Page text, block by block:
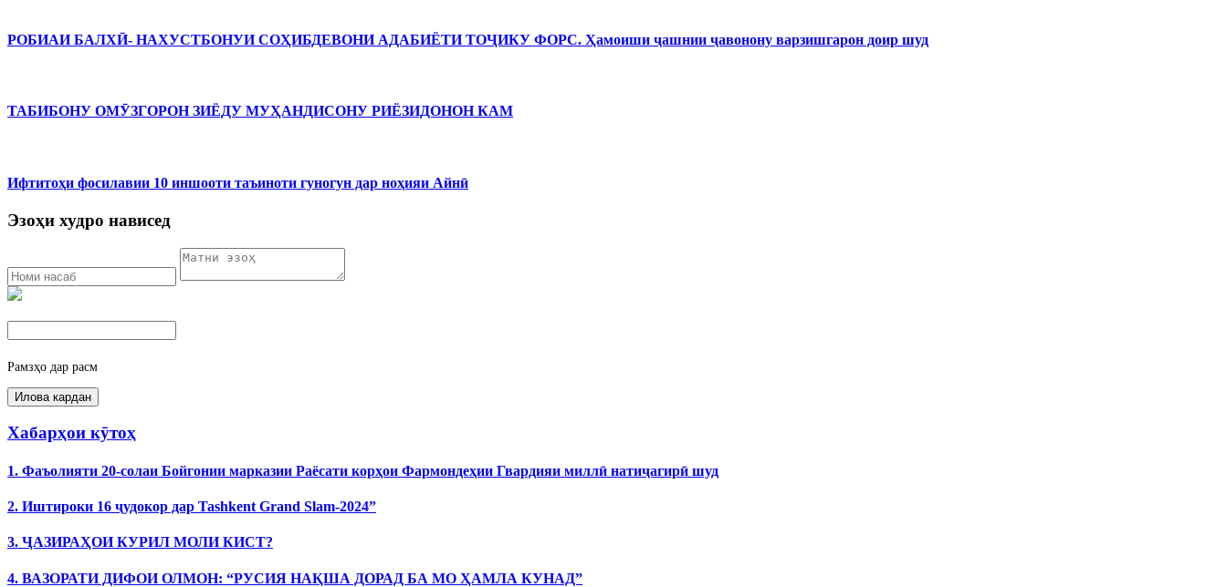
РОБИАИ БАЛХӢ- НАХУСТБОНУИ СОҲИБДЕВОНИ АДАБИЁТИ ТОҶИКУ ФОРС. Ҳамоиши ҷашнии ҷавонону варзишгарон доир шуд
ТАБИБОНУ ОМӮЗГОРОН ЗИЁДУ МУҲАНДИСОНУ РИЁЗИДОНОН КАМ
Ифтитоҳи фосилавии 10 иншооти таъиноти гуногун дар ноҳияи Айнӣ
Эзоҳи худро нависед
Рамзҳо дар расм
Хабарҳои кӯтоҳ
1. Фаъолияти 20-солаи Бойгонии марказии Раёсати корҳои Фармондеҳии Гвардияи миллӣ натиҷагирӣ шуд
2. Иштироки 16 ҷудокор дар Tashkent Grand Slam-2024”
3. ҶАЗИРАҲОИ КУРИЛ МОЛИ КИСТ?
4. ВАЗОРАТИ ДИФОИ ОЛМОН: “РУСИЯ НАҚША ДОРАД БА МО ҲАМЛА КУНАД”